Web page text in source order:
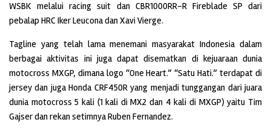
WSBK melalui racing suit dan CBR1000RR-R Fireblade SP dari
pebalap HRC Iker Leucona dan Xavi Vierge.
Tagline yang telah lama menemani masyarakat Indonesia dalam
berbagai aktivitas ini juga dapat disematkan di kejuaraan dunia
motocross MXGP, dimana logo “One Heart.” “Satu Hati.” terdapat di
jersey dan juga Honda CRF450R yang menjadi tunggangan dari juara
dunia motocross 5 kali (1 kali di MX2 dan 4 kali di MXGP) yaitu Tim
Gajser dan rekan setimnya Ruben Fernandez.